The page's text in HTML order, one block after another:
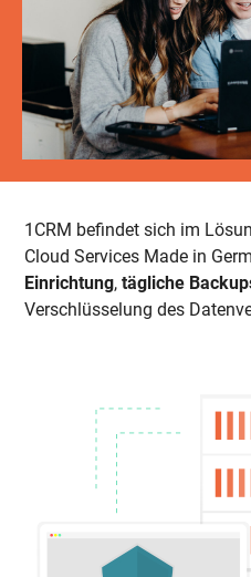
1CRM befindet sich im
Cloud Services Made in
Einrichtung, tägliche
Verschlüsselung des